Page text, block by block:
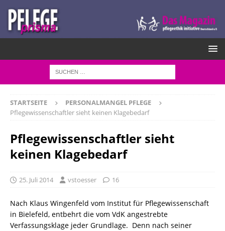
STARTSEITE
PERSONALMANGEL PFLEGE
Pflegewissenschaftler sieht keinen Klagebedarf
Pflegewissenschaftler sieht
keinen Klagebedarf
25. Juli 2014 vstoesser 16
Nach Klaus Wingenfeld vom Institut für Pflegewissenschaft
in Bielefeld, entbehrt die vom VdK angestrebte
Verfassungsklage jeder Grundlage. Denn nach seiner